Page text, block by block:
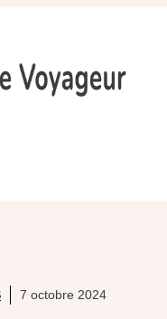
7 octobre 2024